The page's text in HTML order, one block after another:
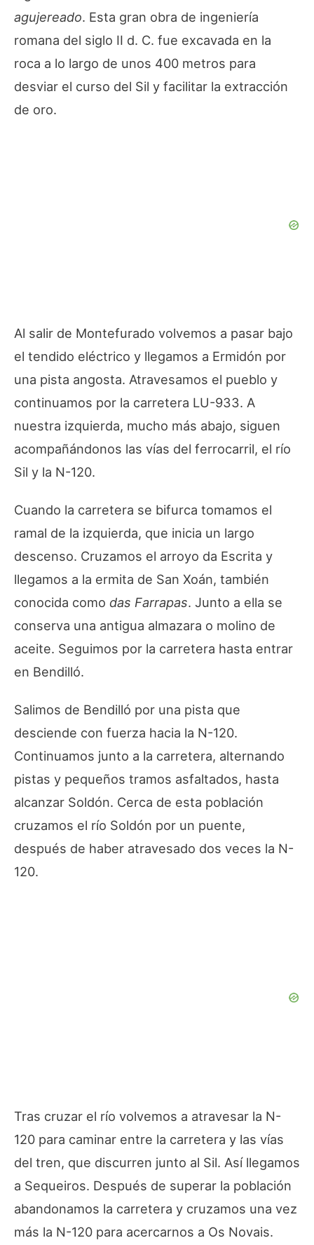
agujereado. Esta gran obra de ingeniería
romana del siglo II d. C. fue excavada en la
roca a lo largo de unos 400 metros para
desviar el curso del Sil y facilitar la extracción
de oro.
Al salir de Montefurado volvemos a pasar bajo
el tendido eléctrico y llegamos a Ermidón por
una pista angosta. Atravesamos el pueblo y
continuamos por la carretera LU-933. A
nuestra izquierda, mucho más abajo, siguen
acompañándonos las vías del ferrocarril, el río
Sil y la N-120.
Cuando la carretera se bifurca tomamos el
ramal de la izquierda, que inicia un largo
descenso. Cruzamos el arroyo da Escrita y
llegamos a la ermita de San Xoán, también
conocida como das Farrapas. Junto a ella se
conserva una antigua almazara o molino de
aceite. Seguimos por la carretera hasta entrar
en Bendilló.
Salimos de Bendilló por una pista que
desciende con fuerza hacia la N-120.
Continuamos junto a la carretera, alternando
pistas y pequeños tramos asfaltados, hasta
alcanzar Soldón. Cerca de esta población
cruzamos el río Soldón por un puente,
después de haber atravesado dos veces la N-
120.
Tras cruzar el río volvemos a atravesar la N-
120 para caminar entre la carretera y las vías
del tren, que discurren junto al Sil. Así llegamos
a Sequeiros. Después de superar la población
abandonamos la carretera y cruzamos una vez
más la N-120 para acercarnos a Os Novais.